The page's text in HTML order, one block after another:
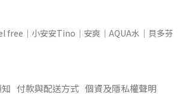
free｜小安安Tino｜安爽｜AQUA水｜貝多芬
付款與配送方式 個資及隱私權聲明